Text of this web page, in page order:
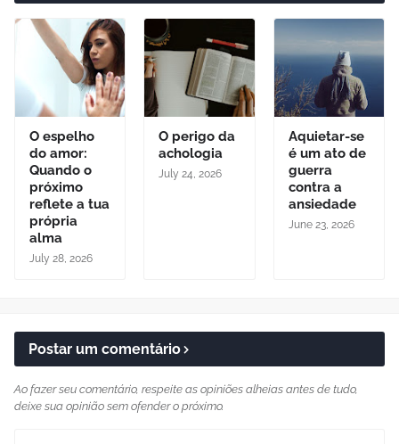
O espelho
do amor:
Quando o
próximo
reflete a tua
própria
alma
July 28, 2026
O perigo da
achologia
July 24, 2026
Aquietar-se
é um ato de
guerra
contra a
ansiedade
June 23, 2026
Postar um comentário
Ao fazer seu comentário, respeite as opiniões alheias antes de tudo,
deixe sua opinião sem ofender o próximo.